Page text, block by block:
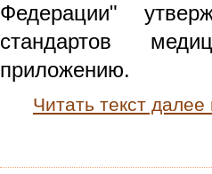
Федерации"
стандартов
приложению.
Читать текст